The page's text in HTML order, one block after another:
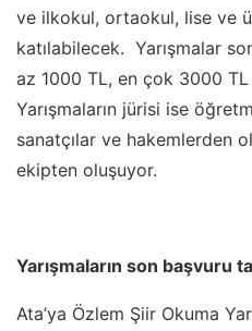
ve ilkokul, ortaokul, lise ve
katılabilecek. Yarışmalar
az 1000 TL, en çok 3000
Yarışmaların jürisi ise
sanatçılar ve hakemlerden
ekipten oluşuyor.
Yarışmaların son başvuru
Ata’ya Özlem Şiir Okuma